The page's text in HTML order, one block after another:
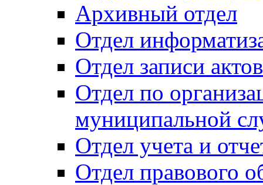
Архивный отдел
Отдел
Отдел записи
Отдел по
муниципальной
Отдел учета и
Отдел правового